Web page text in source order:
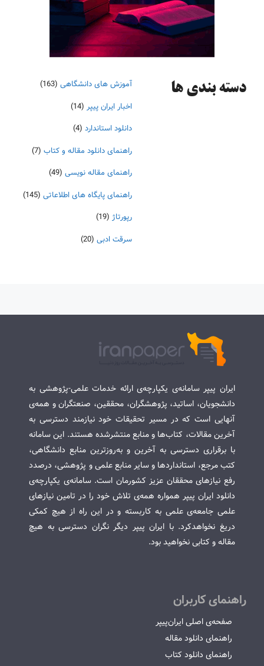
دسته‌ بندی ها آموزش های دانشگاهی (163)
اخبار ایران پیپر (14)
دانلود استاندارد (4)
راهنمای دانلود مقاله و کتاب (7)
راهنمای مقاله نویسی (49)
راهنمای پایگاه های اطلاعاتی (145)
رپورتاژ (19)
سرقت ادبی (20)
ایران پیپر سامانه‌ی یکپارچه‌ی ارائه خدمات علمی-پژوهشی به
دانشجویان، اساتید، پژوهشگران، محققین، صنعتگران و همه‌ی
آنهایی است که در مسیر تحقیقات خود نیازمند دسترسی به
آخرین مقالات، کتاب‌ها و منابع منتشرشده هستند. این سامانه
با برقراری دسترسی به آخرین و به‌روزترین منابع دانشگاهی،
کتب مرجع، استانداردها و سایر منابع علمی و پژوهشی، درصدد
رفع نیازهای محققان عزیز کشورمان است. سامانه‌ی یکپارچه‌ی
دانلود ایران پیپر همواره همه‌ی تلاش خود را در تامین نیازهای
علمی جامعه‌ی علمی به کاربسته و در این راه از هیچ کمکی
دریغ نخواهدکرد. با ایران پیپر دیگر نگران دسترسی به هیچ
مقاله و کتابی نخواهید بود.
راهنمای کاربران
صفحه‌ی اصلی ایران‌پیپر
راهنمای دانلود مقاله
راهنمای دانلود کتاب